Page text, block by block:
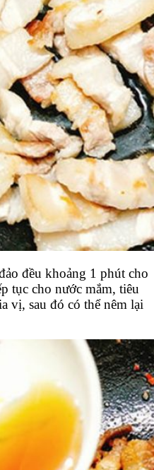
đều khoảng 1 phút cho
tục cho nước mắm, tiêu
vị, sau đó có thể nêm lại